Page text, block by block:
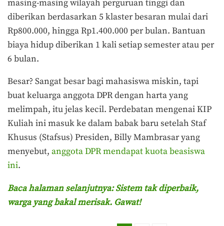
masing-masing wilayah perguruan tinggi dan
diberikan berdasarkan 5 klaster besaran mulai dari
Rp800.000, hingga Rp1.400.000 per bulan. Bantuan
biaya hidup diberikan 1 kali setiap semester atau per
6 bulan.
Besar? Sangat besar bagi mahasiswa miskin, tapi
buat keluarga anggota DPR dengan harta yang
melimpah, itu jelas kecil. Perdebatan mengenai KIP
Kuliah ini masuk ke dalam babak baru setelah Staf
Khusus (Stafsus) Presiden, Billy Mambrasar yang
menyebut, anggota DPR mendapat kuota beasiswa
ini.
Baca halaman selanjutnya: Sistem tak diperbaik,
warga yang bakal merisak. Gawat!